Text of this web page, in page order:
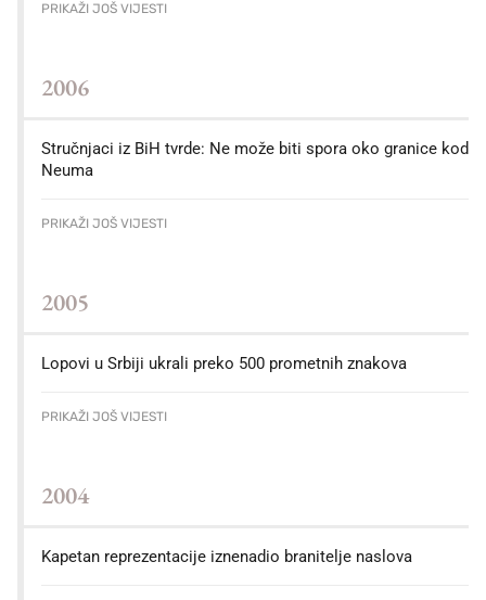
PRIKAŽI JOŠ VIJESTI
2006
Stručnjaci iz BiH tvrde: Ne može biti spora oko granice kod
Neuma
PRIKAŽI JOŠ VIJESTI
2005
Lopovi u Srbiji ukrali preko 500 prometnih znakova
PRIKAŽI JOŠ VIJESTI
2004
Kapetan reprezentacije iznenadio branitelje naslova